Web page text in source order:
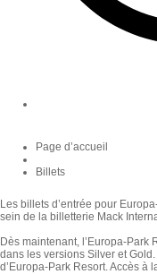
Page d’accueil
Billets
Les billets d’entrée pour
sein de la billetterie Mack
Dès maintenant, l’Europa-
dans les versions Silver et
d’Europa-Park Resort.Accès à